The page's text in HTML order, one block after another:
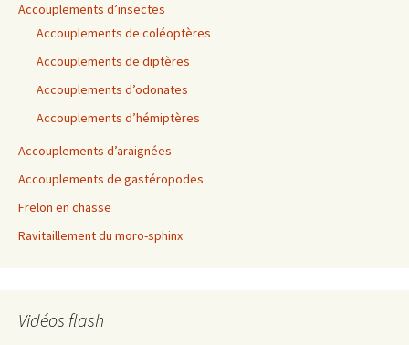
Accouplements d’insectes
Accouplements de coléoptères
Accouplements de diptères
Accouplements d’odonates
Accouplements d’hémiptères
Accouplements d’araignées
Accouplements de gastéropodes
Frelon en chasse
Ravitaillement du moro-sphinx
Vidéos flash